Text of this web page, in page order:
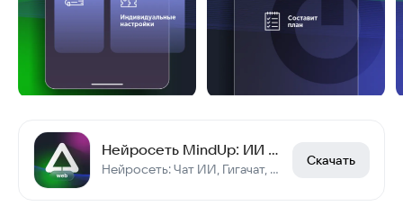
Нейросеть MindUp: ИИ чат ГПТ
Нейросеть: Чат ИИ, Гигачат, Дипсик
Скачать